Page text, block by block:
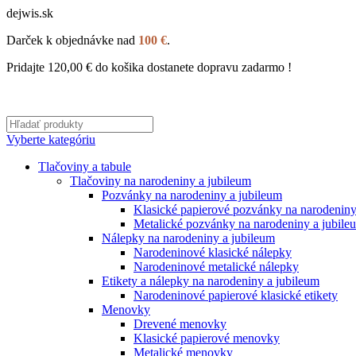
dejwis.sk
Darček k objednávke nad 100 €.
Pridajte 120,00 € do košika dostanete dopravu zadarmo !
Vyberte kategóriu
Tlačoviny a tabule
Tlačoviny na narodeniny a jubileum
Pozvánky na narodeniny a jubileum
Klasické papierové pozvánky na
Metalické pozvánky na narodeniny a
Nálepky na narodeniny a jubileum
Narodeninové klasické nálepky
Narodeninové metalické nálepky
Etikety a nálepky na narodeniny a jubileum
Narodeninové papierové klasické etikety
Menovky
Drevené menovky
Klasické papierové menovky
Metalické menovky